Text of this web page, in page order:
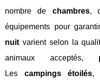
nombre de chambres,
équipements pour
nuit varient selon la
animaux acceptés,
Les campings étoilés,